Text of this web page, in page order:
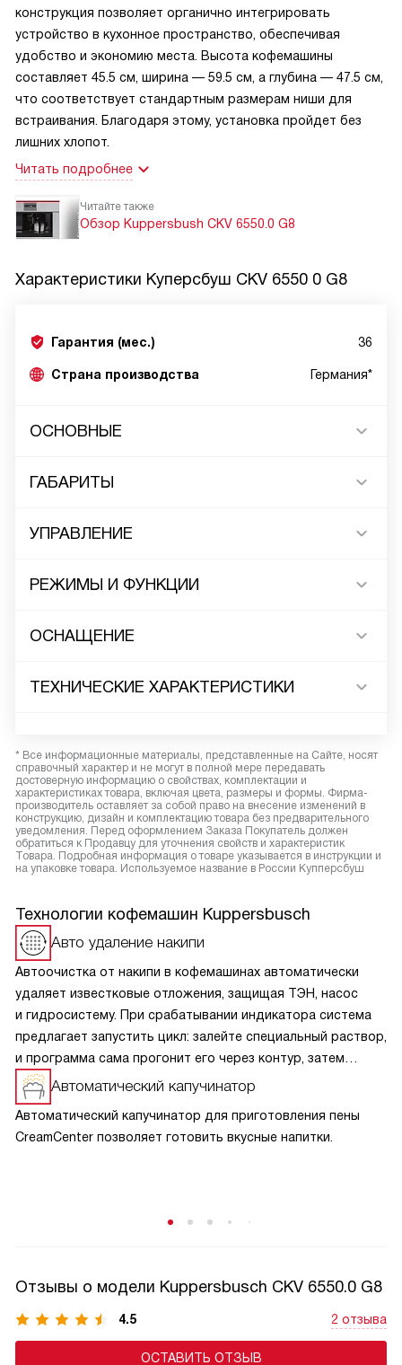
конструкция позволяет органично интегрировать
устройство в кухонное пространство, обеспечивая
удобство и экономию места. Высота кофемашины
составляет 45.5 см, ширина — 59.5 см, а глубина — 47.5 см,
что соответствует стандартным размерам ниши для
встраивания. Благодаря этому, установка пройдет без
лишних хлопот.
Читать подробнее
Читайте также
Обзор Kuppersbush CKV 6550.0 G8
Характеристики Куперсбуш CKV 6550 0 G8
Гарантия (мес.) 36
Страна производства Германия*
ОСНОВНЫЕ
ГАБАРИТЫ
УПРАВЛЕНИЕ
РЕЖИМЫ И ФУНКЦИИ
ОСНАЩЕНИЕ
ТЕХНИЧЕСКИЕ ХАРАКТЕРИСТИКИ
* Все информационные материалы, представленные на Сайте, носят
справочный характер и не могут в полной мере передавать
достоверную информацию о свойствах, комплектации и
характеристиках товара, включая цвета, размеры и формы. Фирма-
производитель оставляет за собой право на внесение изменений в
конструкцию, дизайн и комплектацию товара без предварительного
уведомления. Перед оформлением Заказа Покупатель должен
обратиться к Продавцу для уточнения свойств и характеристик
Товара. Подробная информация о товаре указывается в инструкции и
на упаковке товара. Используемое название в России Купперсбуш
Технологии кофемашин Kuppersbusch
Авто удаление накипи
Автоочистка от накипи в кофемашинах автоматически
удаляет известковые отложения, защищая ТЭН, насос
и гидросистему. При срабатывании индикатора система
предлагает запустить цикл: залейте специальный раствор,
и программа сама прогонит его через контур, затем
выполнит промывку водой. Это предотвращает перегрев,
сохраняет вкус кофе и продлевает срок службы.
Используйте только оригинальные средства, следуйте
инструкции и не игнорируйте напоминания — регулярная
Автоматический капучинатор
Автоматический капучинатор для приготовления пены
CreamCenter позволяет готовить вкусные напитки.
Отзывы о модели Kuppersbusch CKV 6550.0 G8
4.5 2 отзыва
ОСТАВИТЬ ОТЗЫВ